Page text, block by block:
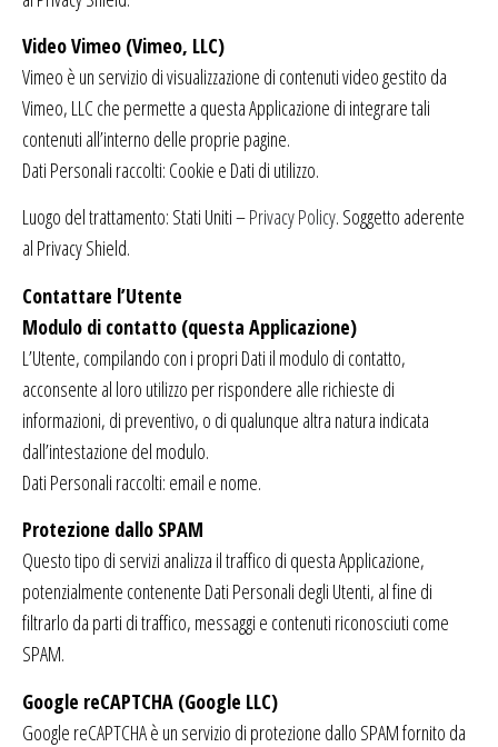
Video Vimeo (Vimeo, LLC)
Vimeo è un servizio di visualizzazione di contenuti video gestito da
Vimeo, LLC che permette a questa Applicazione di integrare tali
contenuti all’interno delle proprie pagine.
Dati Personali raccolti: Cookie e Dati di utilizzo.
Luogo del trattamento: Stati Uniti –Privacy Policy. Soggetto aderente
al Privacy Shield.
Contattare l’Utente
Modulo di contatto (questa Applicazione)
L’Utente, compilando con i propri Dati il modulo di contatto,
acconsente al loro utilizzo per rispondere alle richieste di
informazioni, di preventivo, o di qualunque altra natura indicata
dall’intestazione del modulo.
Dati Personali raccolti: email e nome.
Protezione dallo SPAM
Questo tipo di servizi analizza il traffico di questa Applicazione,
potenzialmente contenente Dati Personali degli Utenti, al fine di
filtrarlo da parti di traffico, messaggi e contenuti riconosciuti come
SPAM.
Google reCAPTCHA (Google LLC)
Google reCAPTCHA è un servizio di protezione dallo SPAM fornito da